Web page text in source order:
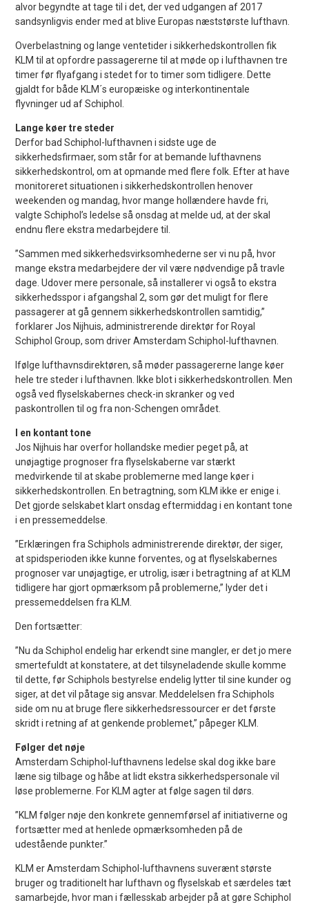
alvor begyndte at tage til i det, der ved udgangen af 2017
sandsynligvis ender med at blive Europas næststørste lufthavn.
Overbelastning og lange ventetider i sikkerhedskontrollen fik
KLM til at opfordre passagererne til at møde op i lufthavnen tre
timer før flyafgang i stedet for to timer som tidligere. Dette
gjaldt for både KLM´s europæiske og interkontinentale
flyvninger ud af Schiphol.
Lange køer tre steder
Derfor bad Schiphol-lufthavnen i sidste uge de
sikkerhedsfirmaer, som står for at bemande lufthavnens
sikkerhedskontrol, om at opmande med flere folk. Efter at have
monitoreret situationen i sikkerhedskontrollen henover
weekenden og mandag, hvor mange hollændere havde fri,
valgte Schiphol’s ledelse så onsdag at melde ud, at der skal
endnu flere ekstra medarbejdere til.
”Sammen med sikkerhedsvirksomhederne ser vi nu på, hvor
mange ekstra medarbejdere der vil være nødvendige på travle
dage. Udover mere personale, så installerer vi også to ekstra
sikkerhedsspor i afgangshal 2, som gør det muligt for flere
passagerer at gå gennem sikkerhedskontrollen samtidig,”
forklarer Jos Nijhuis, administrerende direktør for Royal
Schiphol Group, som driver Amsterdam Schiphol-lufthavnen.
Ifølge lufthavnsdirektøren, så møder passagererne lange køer
hele tre steder i lufthavnen. Ikke blot i sikkerhedskontrollen. Men
også ved flyselskabernes check-in skranker og ved
paskontrollen til og fra non-Schengen området.
I en kontant tone
Jos Nijhuis har overfor hollandske medier peget på, at
unøjagtige prognoser fra flyselskaberne var stærkt
medvirkende til at skabe problemerne med lange køer i
sikkerhedskontrollen. En betragtning, som KLM ikke er enige i.
Det gjorde selskabet klart onsdag eftermiddag i en kontant tone
i en pressemeddelse.
”Erklæringen fra Schiphols administrerende direktør, der siger,
at spidsperioden ikke kunne forventes, og at flyselskabernes
prognoser var unøjagtige, er utrolig, især i betragtning af at KLM
tidligere har gjort opmærksom på problemerne,” lyder det i
pressemeddelsen fra KLM.
Den fortsætter:
”Nu da Schiphol endelig har erkendt sine mangler, er det jo mere
smertefuldt at konstatere, at det tilsyneladende skulle komme
til dette, før Schiphols bestyrelse endelig lytter til sine kunder og
siger, at det vil påtage sig ansvar. Meddelelsen fra Schiphols
side om nu at bruge flere sikkerhedsressourcer er det første
skridt i retning af at genkende problemet,” påpeger KLM.
Følger det nøje
Amsterdam Schiphol-lufthavnens ledelse skal dog ikke bare
læne sig tilbage og håbe at lidt ekstra sikkerhedspersonale vil
løse problemerne. For KLM agter at følge sagen til dørs.
”KLM følger nøje den konkrete gennemførsel af initiativerne og
fortsætter med at henlede opmærksomheden på de
udestående punkter.”
KLM er Amsterdam Schiphol-lufthavnens suverænt største
bruger og traditionelt har lufthavn og flyselskab et særdeles tæt
samarbejde, hvor man i fællesskab arbejder på at gøre Schiphol